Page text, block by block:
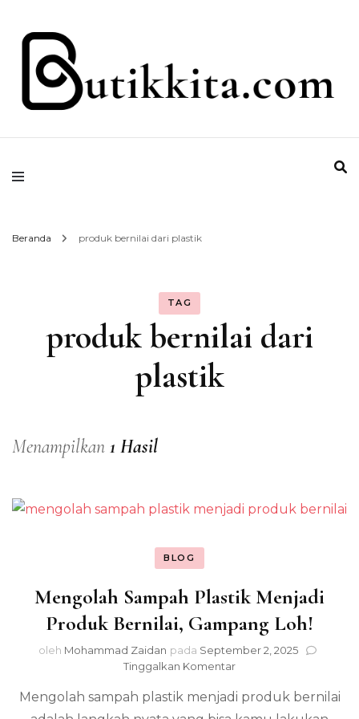
butikkita.com
Beranda produk bernilai dari plastik
TAG
produk bernilai dari
plastik
Menampilkan 1 Hasil
BLOG
Mengolah Sampah Plastik Menjadi
Produk Bernilai, Gampang Loh!
oleh Mohammad Zaidan pada September 2, 2025
Tinggalkan Komentarpada
Sampah
Plastik
Mengolah sampah plastik menjadi produk bernilai